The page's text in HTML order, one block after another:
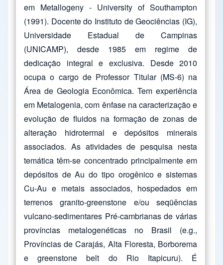
em Metallogeny - University of Southampton
(1991). Docente do Instituto de Geociências (IG),
Universidade Estadual de Campinas
(UNICAMP), desde 1985 em regime de
dedicação integral e exclusiva. Desde 2010
ocupa o cargo de Professor Titular (MS-6) na
Área de Geologia Econômica. Tem experiência
em Metalogenia, com ênfase na caracterização e
evolução de fluidos na formação de zonas de
alteração hidrotermal e depósitos minerais
associados. As atividades de pesquisa nesta
temática têm-se concentrado principalmente em
depósitos de Au do tipo orogênico e sistemas
Cu-Au e metais associados, hospedados em
terrenos granito-greenstone e/ou seqüências
vulcano-sedimentares Pré-cambrianas de várias
províncias metalogenéticas no Brasil (e.g.,
Províncias de Carajás, Alta Floresta, Borborema
e greenstone belt do Rio Itapicuru). É